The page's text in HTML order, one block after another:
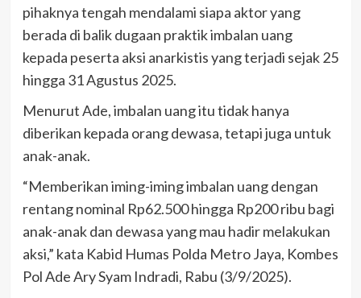
pihaknya tengah mendalami siapa aktor yang
berada di balik dugaan praktik imbalan uang
kepada peserta aksi anarkistis yang terjadi sejak 25
hingga 31 Agustus 2025.
Menurut Ade, imbalan uang itu tidak hanya
diberikan kepada orang dewasa, tetapi juga untuk
anak-anak.
“Memberikan iming-iming imbalan uang dengan
rentang nominal Rp62.500 hingga Rp200 ribu bagi
anak-anak dan dewasa yang mau hadir melakukan
aksi,” kata Kabid Humas Polda Metro Jaya, Kombes
Pol Ade Ary Syam Indradi, Rabu (3/9/2025).